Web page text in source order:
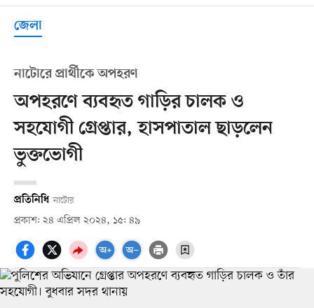
জেলা
নাটোরে প্রার্থীকে অপহরণ
অপহরণে ব্যবহৃত গাড়ির চালক ও
সহযোগী গ্রেপ্তার, হাসপাতাল ছাড়লেন
ভুক্তভোগী
প্রতিনিধি নাটোর
প্রকাশ: ২৪ এপ্রিল ২০২৪, ১৫: ৪৯